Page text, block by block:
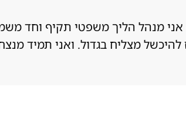
אני מנהל הליך משפטי תקיף וחד
מצליח בגדול. ואני תמיד